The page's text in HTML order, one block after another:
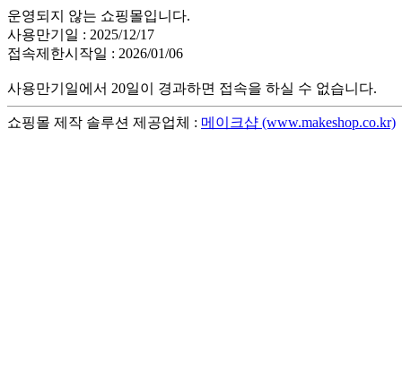
운영되지 않는 쇼핑몰입니다.
사용만기일 : 2025/12/17
접속제한시작일 : 2026/01/06
사용만기일에서 20일이 경과하면 접속을 하실 수 없습니다.
쇼핑몰 제작 솔루션 제공업체 : 메이크샵 (www.makeshop.co.kr)